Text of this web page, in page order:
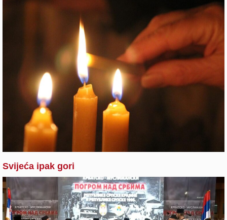
Svijeća ipak gori